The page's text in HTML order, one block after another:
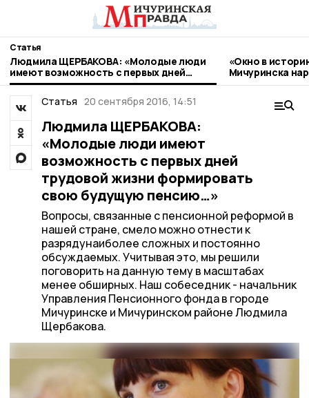
Статья
Людмила ЩЕРБАКОВА: «Молодые люди
имеют возможность с первых дней
трудовой жизни формировать свою
будущую пенсию…»
«Окно в
Мичуринска
стиле гжель
Статья 20 сентября 2016, 14:51
Людмила ЩЕРБАКОВА:
«Молодые люди имеют
возможность с первых дней
трудовой жизни формировать
свою будущую пенсию…»
Вопросы, связанные с пенсионной реформой в
нашей стране, смело можно отнести к
разрядунаиболее сложных и постоянно
обсуждаемых. Учитывая это, мы решили
поговорить на данную тему в масштабах
менее обширных. Наш собеседник - начальник
Управления Пенсионного фонда в городе
Мичуринске и Мичуринском районе Людмила
Щербакова.